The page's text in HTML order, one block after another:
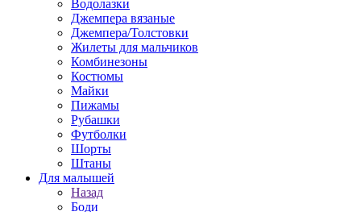
Водолазки
Джемпера вязаные
Джемпера/Толстовки
Жилеты для мальчиков
Комбинезоны
Костюмы
Майки
Пижамы
Рубашки
Футболки
Шорты
Штаны
Для малышей
Назад
Боди